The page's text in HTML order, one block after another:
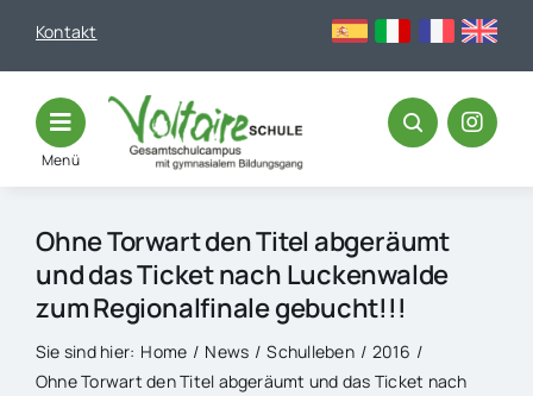
Kontakt
Menü
Ohne Torwart den Titel abgeräumt
und das Ticket nach Luckenwalde
zum Regionalfinale gebucht!!!
Sie sind hier: Home News Schulleben
2016
Ohne Torwart den Titel abgeräumt und das Ticket nach